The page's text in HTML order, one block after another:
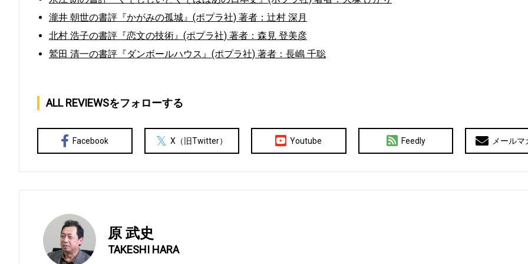
瀧井 朝世の書評『かがみの孤城』(ポプラ社) 著者：辻村 深月
北村 浩子の書評『恋文の技術』(ポプラ社) 著者：森見 登美彦
鷲田 清一の書評『ダンボールハウス』(ポプラ社) 著者：長嶋 千聡
ALL REVIEWSをフォローする
Facebook X（旧Twitter） Youtube Feedly メール
原 武史
TAKESHI HARA